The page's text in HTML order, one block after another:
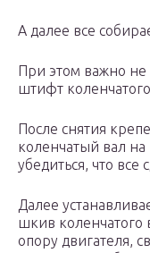
А далее все
При этом важно
штифт
После снятия
коленчатый вал на
убедиться, что все
Далее
шкив коленчатого
опору двигателя,